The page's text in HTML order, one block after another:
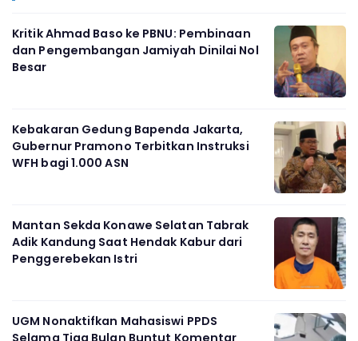
Kritik Ahmad Baso ke PBNU: Pembinaan
dan Pengembangan Jamiyah Dinilai Nol
Besar
Kebakaran Gedung Bapenda Jakarta,
Gubernur Pramono Terbitkan Instruksi
WFH bagi 1.000 ASN
Mantan Sekda Konawe Selatan Tabrak
Adik Kandung Saat Hendak Kabur dari
Penggerebekan Istri
UGM Nonaktifkan Mahasiswi PPDS